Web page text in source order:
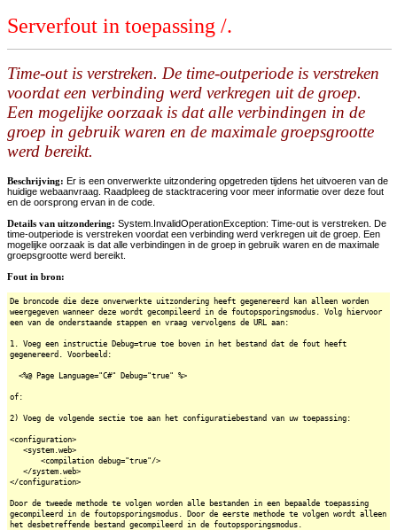
Serverfout in toepassing /.
Time-out is verstreken. De time-outperiode is verstreken
voordat een verbinding werd verkregen uit de groep.
Een mogelijke oorzaak is dat alle verbindingen in de
groep in gebruik waren en de maximale groepsgrootte
werd bereikt.
Beschrijving: Er is een onverwerkte uitzondering opgetreden tijdens het uitvoeren van de
huidige webaanvraag. Raadpleeg de stacktracering voor meer informatie over deze fout
en de oorsprong ervan in de code.
Details van uitzondering: System.InvalidOperationException: Time-out is verstreken. De
time-outperiode is verstreken voordat een verbinding werd verkregen uit de groep. Een
mogelijke oorzaak is dat alle verbindingen in de groep in gebruik waren en de maximale
groepsgrootte werd bereikt.
Fout in bron:
De broncode die deze onverwerkte uitzondering heeft gegenereerd kan alleen worden
weergegeven wanneer deze wordt gecompileerd in de foutopsporingsmodus. Volg hiervoor
een van de onderstaande stappen en vraag vervolgens de URL aan:
1. Voeg een instructie Debug=true toe boven in het bestand dat de fout heeft
gegenereerd. Voorbeeld:
<%@ Page Language="C#" Debug="true" %>
of:
2) Voeg de volgende sectie toe aan het configuratiebestand van uw toepassing:
<configuration>
<system.web>
<compilation debug="true"/>
</system.web>
</configuration>
Door de tweede methode te volgen worden alle bestanden in een bepaalde toepassing
gecompileerd in de foutopsporingsmodus. Door de eerste methode te volgen wordt alleen
het desbetreffende bestand gecompileerd in de foutopsporingsmodus.